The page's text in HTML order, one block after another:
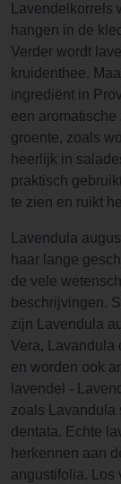
Lavendelkorrels
hangen in de
Verder wordt
kruidenthee.
ingrediënt in
een
groente, zoals
heerlijk in
praktisch
te zien en ruikt
Lavendula
haar lange
de vele
beschrijvingen.
zijn Lavendula
Vera, Lavandula
en worden ook
lavendel -
zoals Lavandula
dentata. Echte
herkennen aan
angustifolia. Los